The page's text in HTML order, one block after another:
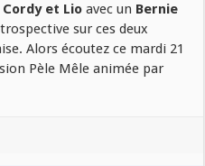
Cordy et Lio avec un Bernie
sur ces deux
Alors écoutez ce mardi 21
Pèle Mêle animée par